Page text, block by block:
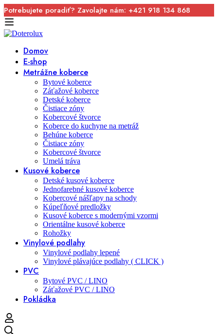
Potrebujete poradiť? Zavolajte nám: +421 918 134 868
Domov
E-shop
Metrážne koberce
Bytové koberce
Záťažové koberce
Detské koberce
Čistiace zóny
Kobercové štvorce
Koberce do kuchyne na metráž
Behúne koberce
Čistiace zóny
Kobercové štvorce
Umelá tráva
Kusové koberce
Detské kusové koberce
Jednofarebné kusové koberce
Kobercové nášľapy na schody
Kúpeľňové predložky
Kusové koberce s modernými vzormi
Orientálne kusové koberce
Rohožky
Vinylové podlahy
Vinylové podlahy lepené
Vinylové plávajúce podlahy ( CLICK )
PVC
Bytové PVC / LINO
Záťažové PVC / LINO
Pokládka